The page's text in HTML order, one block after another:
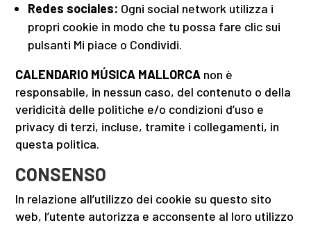
Redes sociales: Ogni social network utilizza i
propri cookie in modo che tu possa fare clic sui
pulsanti Mi piace o Condividi.
CALENDARIO MÚSICA MALLORCA non è
responsabile, in nessun caso, del contenuto o della
veridicità delle politiche e/o condizioni d’uso e
privacy di terzi, incluse, tramite i collegamenti, in
questa politica.
CONSENSO
In relazione all’utilizzo dei cookie su questo sito
web, l’utente autorizza e acconsente al loro utilizzo